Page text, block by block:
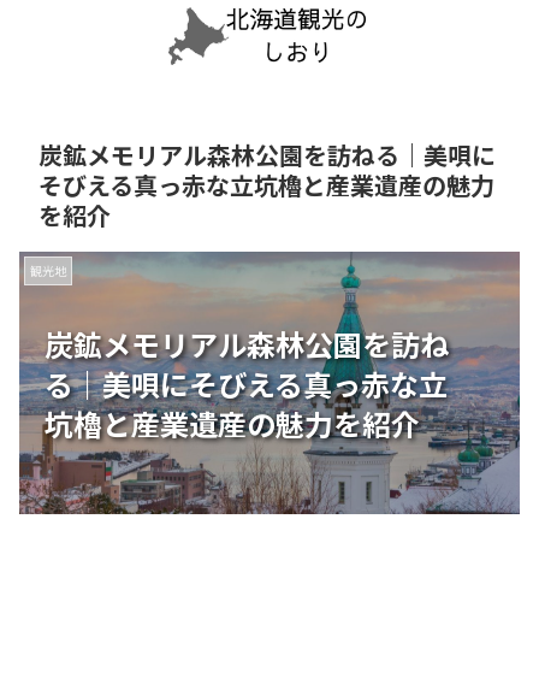
炭鉱メモリアル森林公園を訪ねる｜美唄に
そびえる真っ赤な立坑櫓と産業遺産の魅力
を紹介
炭鉱メモリアル森林公園を訪ね
る｜美唄にそびえる真っ赤な立
坑櫓と産業遺産の魅力を紹介
観光地